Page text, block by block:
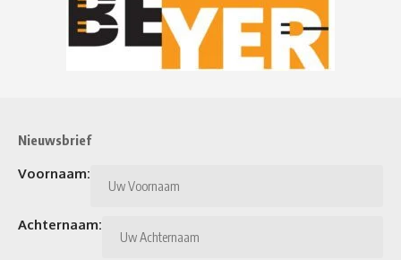
Nieuwsbrief
Voornaam:
Achternaam: